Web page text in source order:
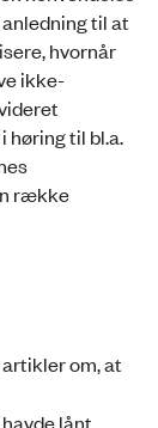
til at
hvornår
ikke-
høring til bl.a.
række
om, at
lånt